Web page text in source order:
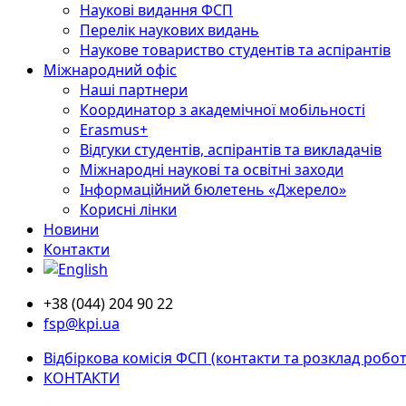
Наукові видання ФСП
Перелік наукових видань
Наукове товариство студентів та аспірантів
Міжнародний офіс
Наші партнери
Координатор з академічної мобільності
Erasmus+
Відгуки студентів, аспірантів та викладачів
Міжнародні наукові та освітні заходи
Інформаційний бюлетень «Джерело»
Корисні лінки
Новини
Контакти
+38 (044) 204 90 22
fsp@kpi.ua
Відбіркова комісія ФСП (контакти та розклад
КОНТАКТИ